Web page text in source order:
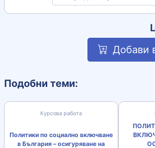
Добави
Подобни теми:
Курсова работа
Политики по социално включване
в България – осигуряване на